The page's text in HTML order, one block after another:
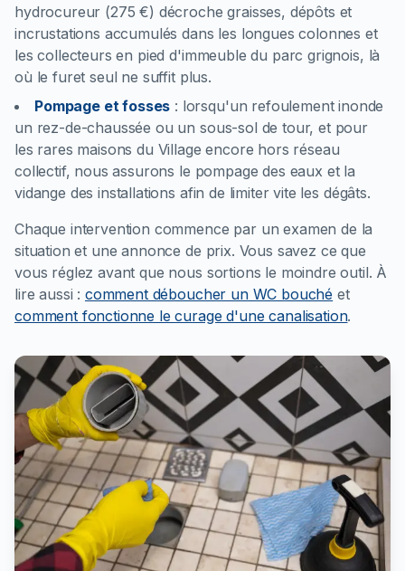
hydrocureur (275 €) décroche graisses, dépôts et
incrustations accumulés dans les longues colonnes et
les collecteurs en pied d'immeuble du parc grignois, là
où le furet seul ne suffit plus.
Pompage et fosses : lorsqu'un refoulement inonde
un rez-de-chaussée ou un sous-sol de tour, et pour
les rares maisons du Village encore hors réseau
collectif, nous assurons le pompage des eaux et la
vidange des installations afin de limiter vite les dégâts.
Chaque intervention commence par un examen de la
situation et une annonce de prix. Vous savez ce que
vous réglez avant que nous sortions le moindre outil. À
lire aussi : comment déboucher un WC bouché et
comment fonctionne le curage d'une canalisation.